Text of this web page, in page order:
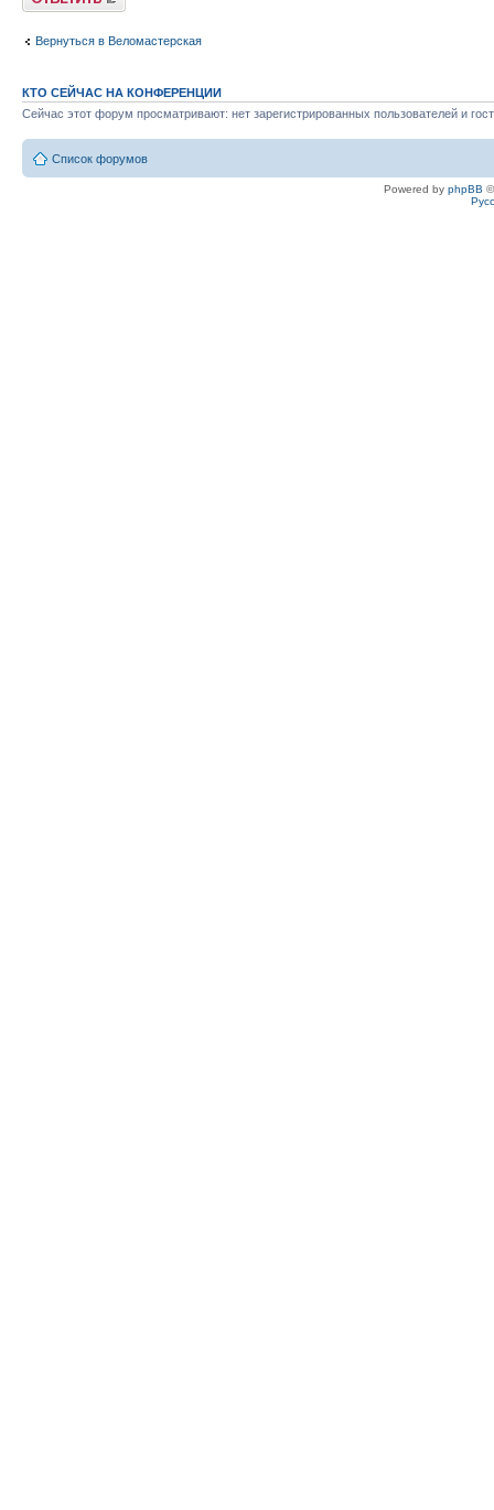
Вернуться в Веломастерская
КТО СЕЙЧАС НА КОНФЕРЕНЦИИ
Сейчас этот форум просматривают: нет зарегистрированных пользователей и
Список форумов
Powered by phpBB